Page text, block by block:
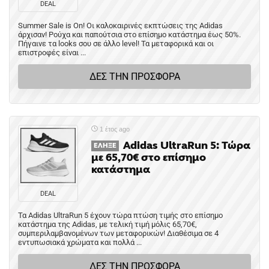
DEAL
Summer Sale is On! Οι καλοκαιρινές εκπτώσεις της Adidas
άρχισαν! Ρούχα και παπούτσια στο επίσημο κατάστημα έως 50%.
Πήγαινε τα looks σου σε άλλο level! Τα μεταφορικά και οι
επιστροφές είναι ...
ΔΕΣ ΤΗΝ ΠΡΟΣΦΟΡΑ
DEAL
1 έτος ago
ΈΛΗΞΕ
Adidas UltraRun 5: Τώρα
με 65,70€ στο επίσημο
κατάστημα
Τα Adidas UltraRun 5 έχουν τώρα πτώση τιμής στο επίσημο
κατάστημα της Adidas, με τελική τιμή μόλις 65,70€,
συμπεριλαμβανομένων των μεταφορικών! Διαθέσιμα σε 4
εντυπωσιακά χρώματα και πολλά ...
ΔΕΣ ΤΗΝ ΠΡΟΣΦΟΡΑ